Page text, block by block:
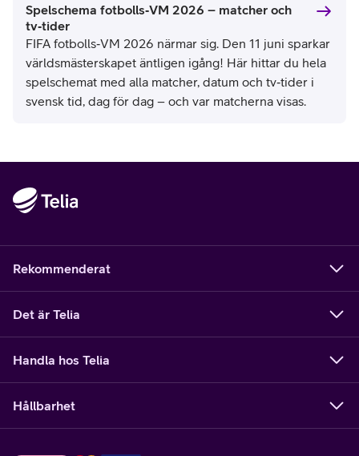
Spelschema fotbolls‑VM 2026 – matcher och
tv‑tider
FIFA fotbolls‑VM 2026 närmar sig. Den 11 juni sparkar
världsmästerskapet äntligen igång! Här hittar du hela
spelschemat med alla matcher, datum och tv‑tider i
svensk tid, dag för dag – och var matcherna visas.
Rekommenderat
Det är Telia
Handla hos Telia
Hållbarhet